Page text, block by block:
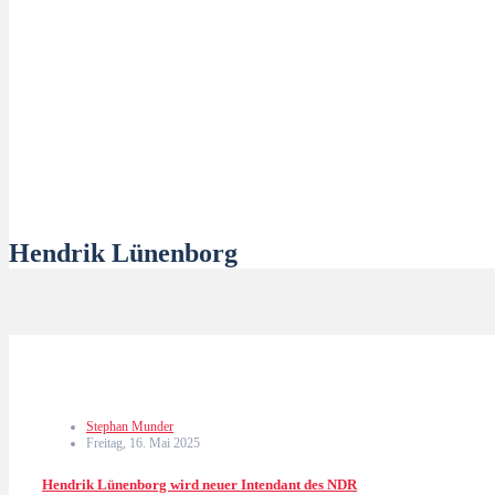
Hendrik Lünenborg
Stephan Munder
Freitag, 16. Mai 2025
Hendrik Lünenborg wird neuer Intendant des NDR